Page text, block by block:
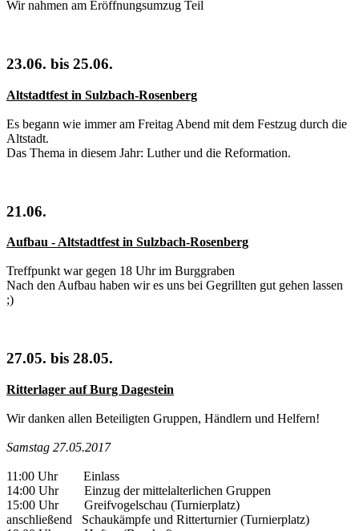
Wir nahmen am Eröffnungsumzug Teil
23.06. bis 25.06.
Altstadtfest in Sulzbach-Rosenberg
Es begann wie immer am Freitag Abend mit dem Festzug durch die
Altstadt.
Das Thema in diesem Jahr: Luther und die Reformation.
21.06.
Aufbau - Altstadtfest in Sulzbach-Rosenberg
Treffpunkt war gegen 18 Uhr im Burggraben
Nach den Aufbau haben wir es uns bei Gegrillten gut gehen lassen
;)
27.05. bis 28.05.
Ritterlager auf Burg Dagestein
Wir danken allen Beteiligten Gruppen, Händlern und Helfern!
Samstag 27.05.2017
11:00 Uhr Einlass
14:00 Uhr Einzug der mittelalterlichen Gruppen
15:00 Uhr Greifvogelschau (Turnierplatz)
anschließend Schaukämpfe und Ritterturnier (Turnierplatz)